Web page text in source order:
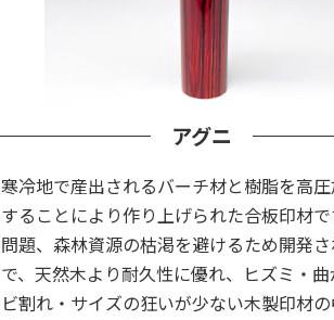
アグニ
寒冷地で産出されるバーチ材と樹脂を高
することにより作り上げられた合板印材で
問題、森林資源の枯渇を避けるため開発
で、天然木より耐久性に優れ、ヒズミ・曲
ビ割れ・サイズの狂いが少ない木製印材